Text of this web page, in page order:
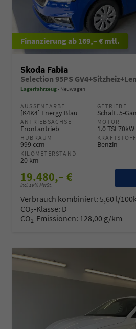
ab 169,– € mtl.
Skoda Fabia
Lagerfahrzeug Neuwagen
AUSSENFARBE
[K4K4] Energy Blau
GETRIEBE
Schalt. 5-
ANTRIEBSACHSE
Frontantrieb
MOTOR
1.0 TSI
HUBRAUM
999 ccm
KRAFTSTOFF
Benzin
KILOMETERSTAND
20 km
19.480,– €
incl. 19% MwSt.
Verbrauch kombiniert: 5,60 l/
CO2-Klasse: D
CO2-Emissionen: 128,00 g/km